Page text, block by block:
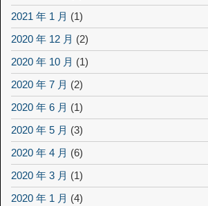
2021 年 1 月 (1)
2020 年 12 月 (2)
2020 年 10 月 (1)
2020 年 7 月 (2)
2020 年 6 月 (1)
2020 年 5 月 (3)
2020 年 4 月 (6)
2020 年 3 月 (1)
2020 年 1 月 (4)